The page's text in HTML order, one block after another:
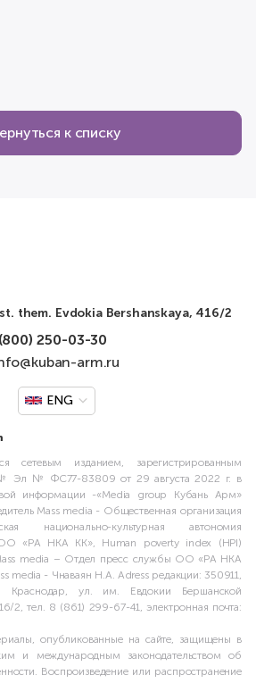
к списку
them. Evdokia Bershanskaya, 416/2
250-03-30
arm.ru
ENG
изданием, зарегистрированным
Эл № ФС77-83809 от 29 августа 2022 г. в
информации -«Media group Кубань Арм»
Mass media - Общественная организация
национально-культурная автономия
«РА НКА КК», Human poverty index (HPI)
media – Отдел пресс службы ОО «РА НКА
media - Чнаваян Н.А. Adress редакции: 350911,
Краснодар, ул. им. Евдокии Бершанской
2, тел. 8 (861) 299-67-41, электронная почта:
опубликованные на сайте, защищены в
и международным законодательством об
Воспроизведение или распространение